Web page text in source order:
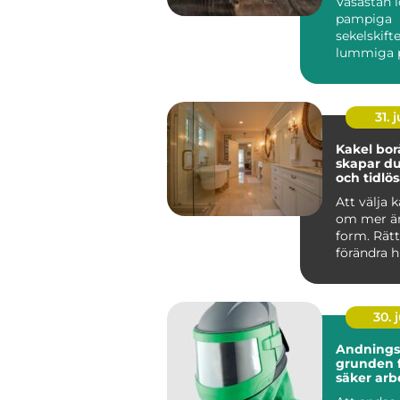
områden
pampiga
lummiga
31.
Kakel borås
skapar
och
Att välja
om mer
form.
förändra
30.
grunden
säker